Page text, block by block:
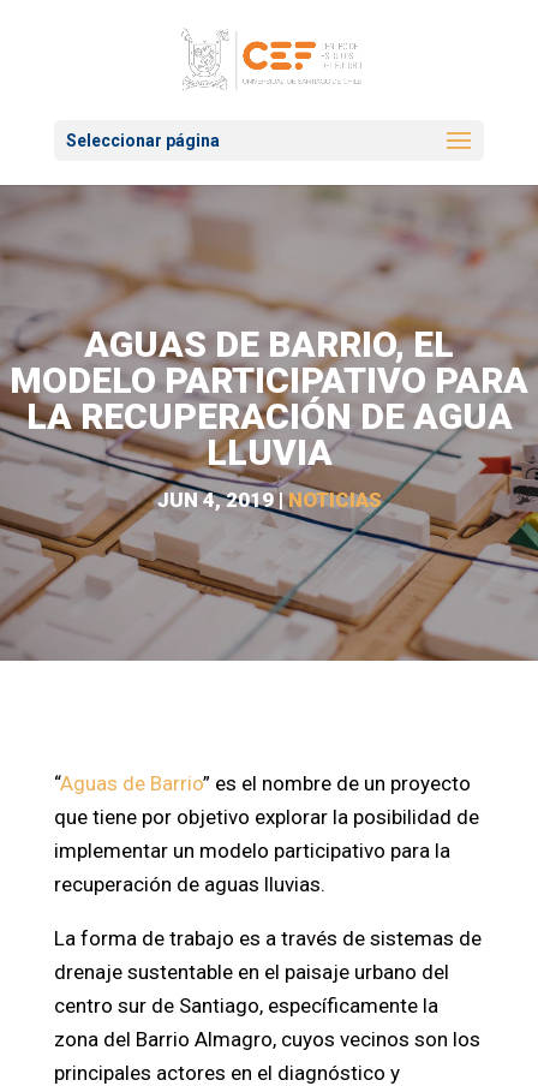
Seleccionar página
AGUAS DE BARRIO, EL
MODELO PARTICIPATIVO PARA
LA RECUPERACIÓN DE AGUA
LLUVIA
JUN 4, 2019|NOTICIAS
“Aguas de Barrio” es el nombre de un proyecto
que tiene por objetivo explorar la posibilidad de
implementar un modelo participativo para la
recuperación de aguas lluvias.
La forma de trabajo es a través de sistemas de
drenaje sustentable en el paisaje urbano del
centro sur de Santiago, específicamente la
zona del Barrio Almagro, cuyos vecinos son los
principales actores en el diagnóstico y